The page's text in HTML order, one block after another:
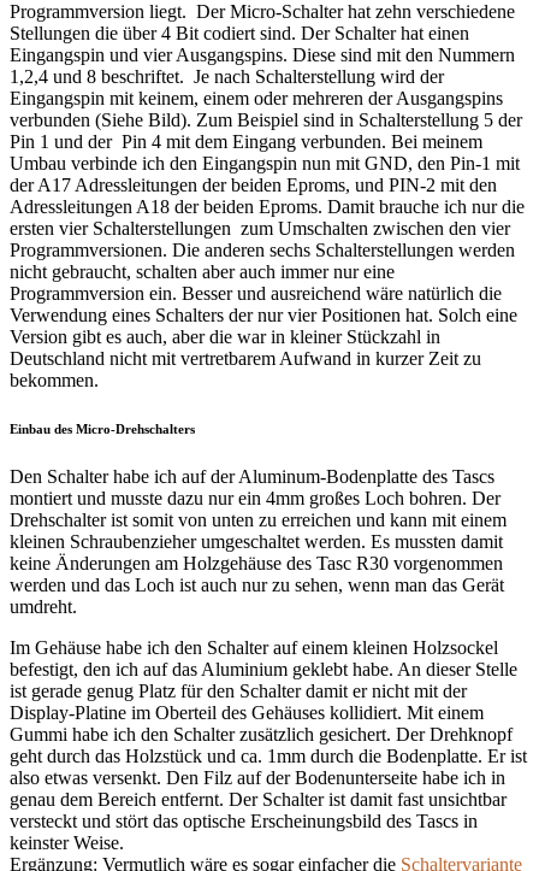
Programmversion liegt. Der Micro-Schalter hat zehn verschiedene
Stellungen die über 4 Bit codiert sind. Der Schalter hat einen
Eingangspin und vier Ausgangspins. Diese sind mit den Nummern
1,2,4 und 8 beschriftet. Je nach Schalterstellung wird der
Eingangspin mit keinem, einem oder mehreren der Ausgangspins
verbunden (Siehe Bild). Zum Beispiel sind in Schalterstellung 5 der
Pin 1 und der Pin 4 mit dem Eingang verbunden. Bei meinem
Umbau verbinde ich den Eingangspin nun mit GND, den Pin-1 mit
der A17 Adressleitungen der beiden Eproms, und PIN-2 mit den
Adressleitungen A18 der beiden Eproms. Damit brauche ich nur die
ersten vier Schalterstellungen zum Umschalten zwischen den vier
Programmversionen. Die anderen sechs Schalterstellungen werden
nicht gebraucht, schalten aber auch immer nur eine
Programmversion ein. Besser und ausreichend wäre natürlich die
Verwendung eines Schalters der nur vier Positionen hat. Solch eine
Version gibt es auch, aber die war in kleiner Stückzahl in
Deutschland nicht mit vertretbarem Aufwand in kurzer Zeit zu
bekommen.
Einbau des Micro-Drehschalters
Den Schalter habe ich auf der Aluminum-Bodenplatte des Tascs
montiert und musste dazu nur ein 4mm großes Loch bohren. Der
Drehschalter ist somit von unten zu erreichen und kann mit einem
kleinen Schraubenzieher umgeschaltet werden. Es mussten damit
keine Änderungen am Holzgehäuse des Tasc R30 vorgenommen
werden und das Loch ist auch nur zu sehen, wenn man das Gerät
umdreht.
Im Gehäuse habe ich den Schalter auf einem kleinen Holzsockel
befestigt, den ich auf das Aluminium geklebt habe. An dieser Stelle
ist gerade genug Platz für den Schalter damit er nicht mit der
Display-Platine im Oberteil des Gehäuses kollidiert. Mit einem
Gummi habe ich den Schalter zusätzlich gesichert. Der Drehknopf
geht durch das Holzstück und ca. 1mm durch die Bodenplatte. Er ist
also etwas versenkt. Den Filz auf der Bodenunterseite habe ich in
genau dem Bereich entfernt. Der Schalter ist damit fast unsichtbar
versteckt und stört das optische Erscheinungsbild des Tascs in
keinster Weise.
Ergänzung: Vermutlich wäre es sogar einfacher die Schaltervariante